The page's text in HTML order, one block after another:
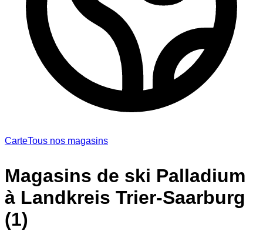
CarteTous nos magasins
Magasins de ski Palladium
à Landkreis Trier-Saarburg
(1)